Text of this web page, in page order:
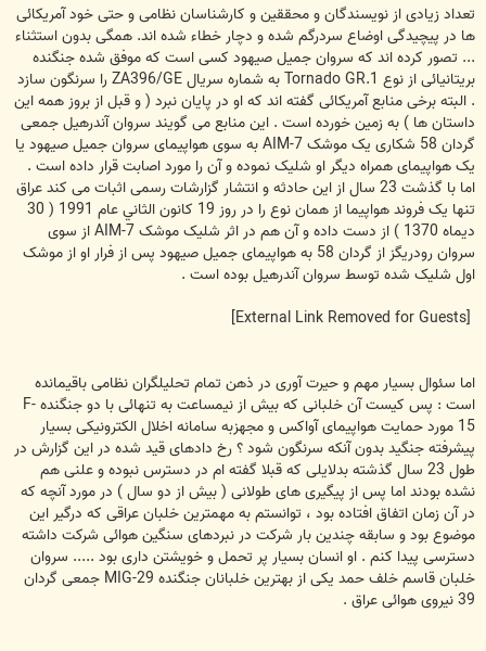
تعداد زیادی از نویسندگان و محققین و کارشناسان نظامی و حتی خود آمریکائی
ها در پیچیدگی اوضاع سردرگم شده و دچار خطاء شده اند. همگی بدون استثناء
... تصور کرده اند که سروان جمیل صیهود کسی است که موفق شده جنگنده
بریتانیائی از نوع Tornado GR.1 به شماره سریال ZA396/GE را سرنگون سازد
. البته برخی منابع آمریکائی گفته اند که او در پایان نبرد ( و قبل از بروز همه این
داستان ها ) به زمین خورده است . این منابع می گویند سروان آندرهیل جمعی
گردان 58 شکاری یک موشک AIM-7 به سوی هواپیمای سروان جمیل صیهود یا
یک هواپیمای همراه دیگر او شلیک نموده و آن را مورد اصابت قرار داده است .
اما با گذشت 23 سال از این حادثه و انتشار گزارشات رسمی اثبات می کند عراق
تنها یک فروند هواپیما از همان نوع را در روز 19 كانون الثاني عام 1991 ( 30
دیماه 1370 ) از دست داده و آن هم در اثر شلیک موشک AIM-7 از سوی
سروان رودریگز از گردان 58 به هواپیمای جمیل صیهود پس از فرار او از موشک
اول شلیک شده توسط سروان آندرهیل بوده است .
اما سئوال بسیار مهم و حیرت آوری در ذهن تمام تحلیلگران نظامی باقیمانده
است : پس کیست آن خلبانی که بیش از نیمساعت به تنهائی با دو جنگنده F-
15 مورد حمایت هواپیمای آواکس و مجهزبه سامانه اخلال الکترونیکی بسیار
پیشرفته جنگید بدون آنکه سرنگون شود ؟ رخ دادهای قید شده در این گزارش در
طول 23 سال گذشته بدلایلی که قبلا گفته ام در دسترس نبوده و علنی هم
نشده بودند اما پس از پیگیری های طولانی ( بیش از دو سال ) در مورد آنچه که
در آن زمان اتفاق افتاده بود ، توانستم به مهمترین خلبان عراقی که درگیر این
موضوع بود و سابقه چندین بار شرکت در نبردهای سنگین هوائی شرکت داشته
دسترسی پیدا کنم . او انسان بسیار پر تحمل و خویشتن داری بود ..... سروان
خلبان قاسم خلف حمد یکی از بهترین خلبانان جنگنده MIG-29 جمعی گردان
39 نیروی هوائی عراق .